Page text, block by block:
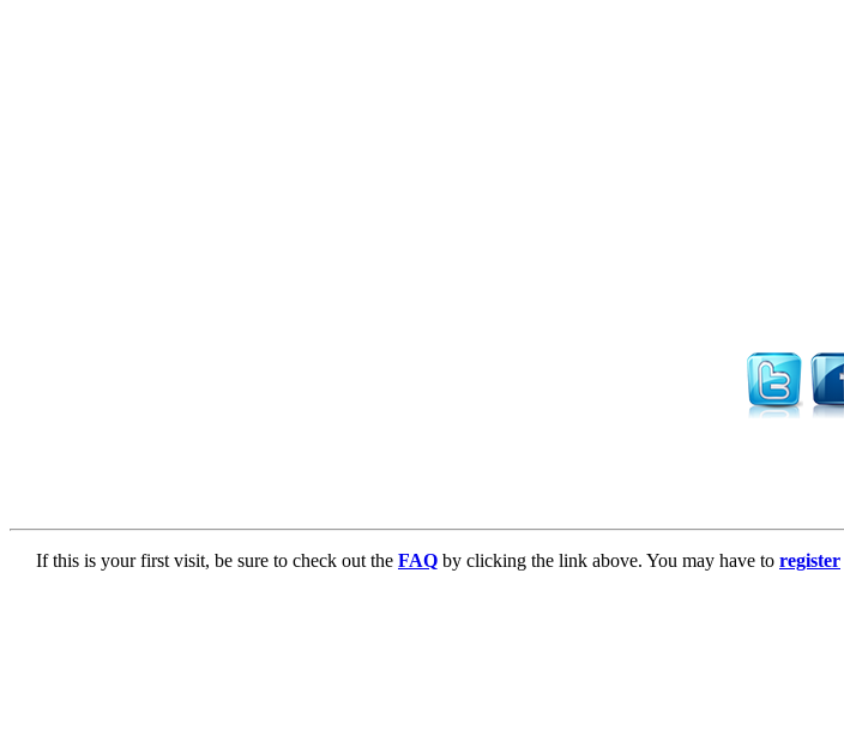
If this is your first visit, be sure to check out the FAQ by clicking the link above. You may have to register